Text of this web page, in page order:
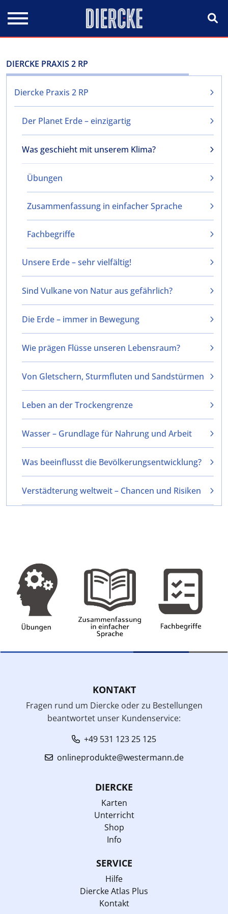
DIERCKE PRAXIS 2 RP
Diercke Praxis 2 RP
Der Planet Erde – einzigartig
Was geschieht mit unserem Klima?
Übungen
Zusammenfassung in einfacher Sprache
Fachbegriffe
Unsere Erde – sehr vielfältig!
Sind Vulkane von Natur aus gefährlich?
Die Erde – immer in Bewegung
Wie prägen Flüsse unseren Lebensraum?
Von Gletschern, Sturmfluten und Sandstürmen
Leben an der Trockengrenze
Wasser – Grundlage für Nahrung und Arbeit
Was beeinflusst die Bevölkerungsentwicklung?
Verstädterung weltweit – Chancen und Risiken
KONTAKT
Fragen rund um Diercke oder zu Bestellungen
beantwortet unser Kundenservice:
+49 531 123 25 125
onlineprodukte@westermann.de
DIERCKE
Karten
Unterricht
Shop
Info
SERVICE
Hilfe
Diercke Atlas Plus
Kontakt